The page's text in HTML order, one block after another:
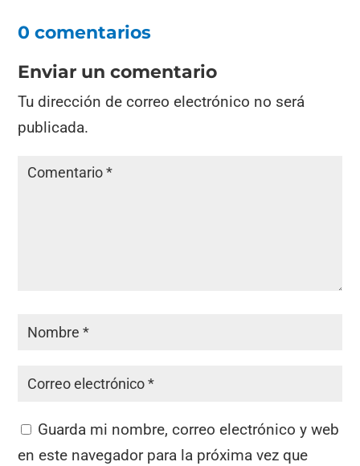
0 comentarios
Enviar un comentario
Tu dirección de correo electrónico no será
publicada.
Guarda mi nombre, correo electrónico y web
en este navegador para la próxima vez que